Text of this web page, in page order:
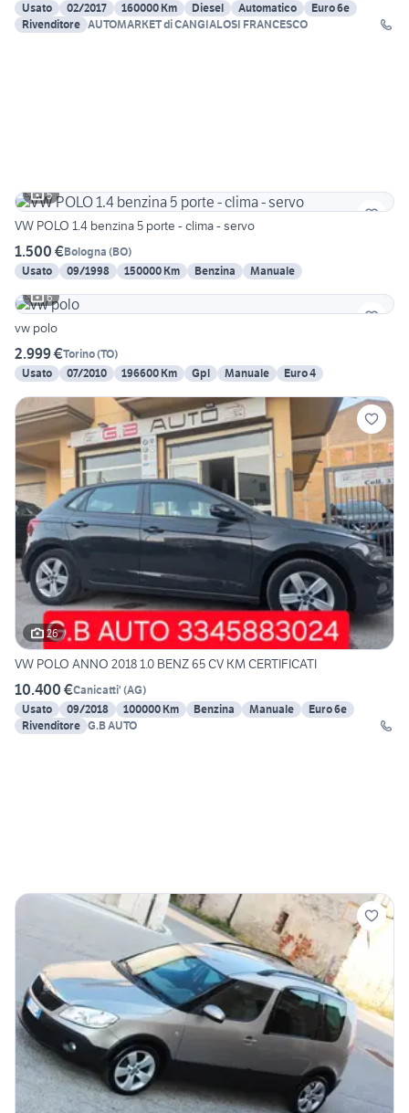
Usato
02/2017 160000 Km Diesel Automatico
Euro 6e
Rivenditore AUTOMARKET di CANGIALOSI FRANCESCO
5
VW POLO 1.4 benzina 5 porte - clima - servo
1.500 €Bologna (BO)
Usato
09/1998 150000 Km Benzina
Manuale
6
vw polo
2.999 €Torino(TO)
Usato
07/2010 196600 Km Gpl Manuale Euro 4
26
VW POLO ANNO 2018 1.0 BENZ 65 CV KM CERTIFICATI
10.400 €Canicatti' (AG)
Usato
09/2018 100000 Km Benzina Manuale
Euro 6e
Rivenditore G.B AUTO